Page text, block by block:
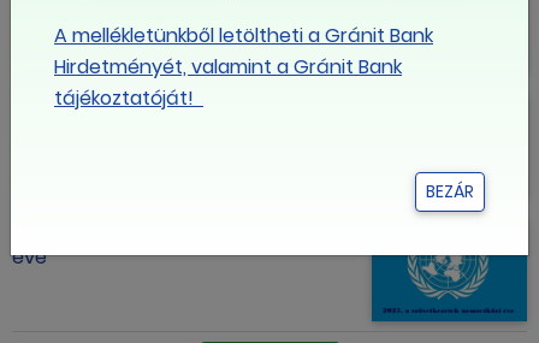
Cafeteria Kisokos
éve
A mellékletünkből letöltheti a Gránit Bank
Hirdetményét, valamint a Gránit Bank
tájékoztatóját!
BEZÁR